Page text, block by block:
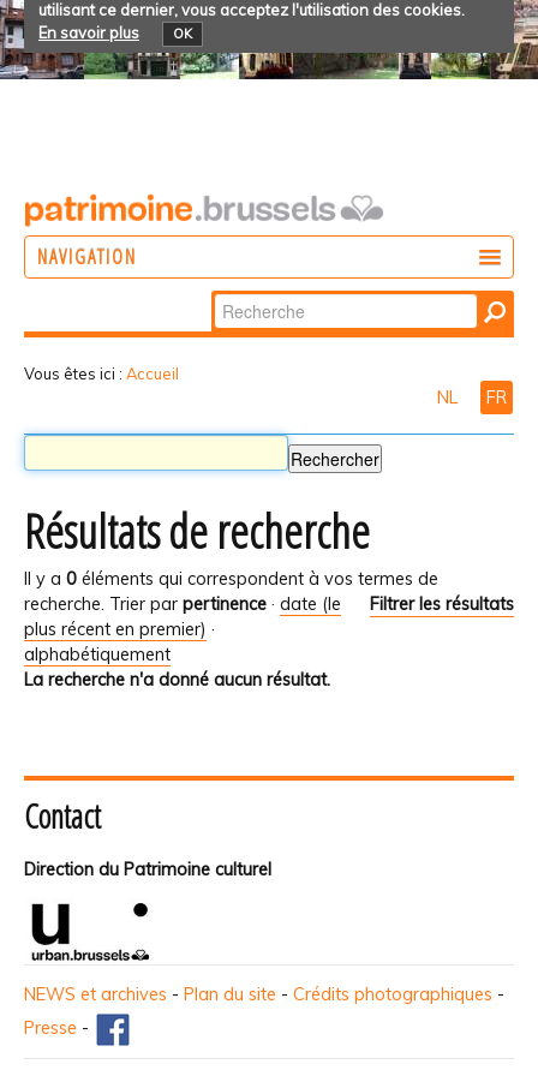
utilisant ce dernier, vous acceptez l'utilisation des cookies.
En savoir plus
OK
NAVIGATION
Chercher par
Recherche
Vous êtes ici : Accueil
NL FR
Résultats de recherche
Il y a 0 éléments qui correspondent à vos termes de
recherche.
Filtrer les résultats
Trier par pertinence · date (le
plus récent en premier) ·
alphabétiquement
La recherche n'a donné aucun résultat.
Contact
Direction du Patrimoine culturel
NEWS et archives - Plan du site - Crédits photographiques -
Presse -